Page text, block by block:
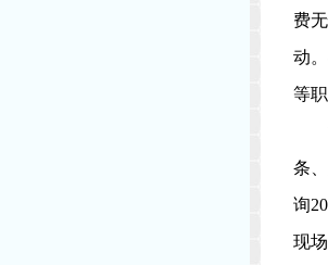
费
动
等
条
询
现